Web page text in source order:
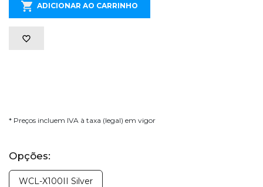
ADICIONAR AO CARRINHO
* Preços incluem IVA à taxa (legal) em vigor
Opções:
WCL-X100II Silver